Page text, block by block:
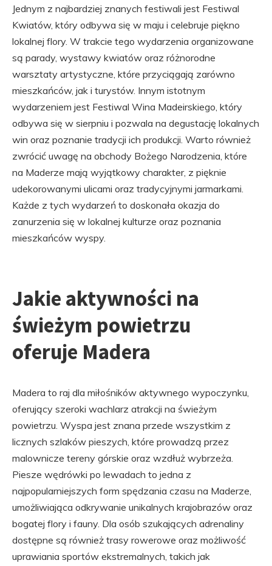
Jednym z najbardziej znanych festiwali jest Festiwal
Kwiatów, który odbywa się w maju i celebruje piękno
lokalnej flory. W trakcie tego wydarzenia organizowane
są parady, wystawy kwiatów oraz różnorodne
warsztaty artystyczne, które przyciągają zarówno
mieszkańców, jak i turystów. Innym istotnym
wydarzeniem jest Festiwal Wina Madeirskiego, który
odbywa się w sierpniu i pozwala na degustację lokalnych
win oraz poznanie tradycji ich produkcji. Warto również
zwrócić uwagę na obchody Bożego Narodzenia, które
na Maderze mają wyjątkowy charakter, z pięknie
udekorowanymi ulicami oraz tradycyjnymi jarmarkami.
Każde z tych wydarzeń to doskonała okazja do
zanurzenia się w lokalnej kulturze oraz poznania
mieszkańców wyspy.
Jakie aktywności na
świeżym powietrzu
oferuje Madera
Madera to raj dla miłośników aktywnego wypoczynku,
oferujący szeroki wachlarz atrakcji na świeżym
powietrzu. Wyspa jest znana przede wszystkim z
licznych szlaków pieszych, które prowadzą przez
malownicze tereny górskie oraz wzdłuż wybrzeża.
Piesze wędrówki po lewadach to jedna z
najpopularniejszych form spędzania czasu na Maderze,
umożliwiająca odkrywanie unikalnych krajobrazów oraz
bogatej flory i fauny. Dla osób szukających adrenaliny
dostępne są również trasy rowerowe oraz możliwość
uprawiania sportów ekstremalnych, takich jak